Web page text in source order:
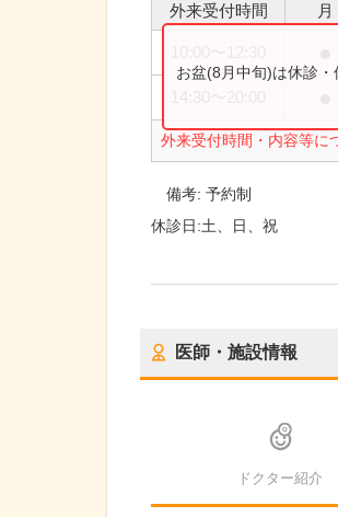
外来受付時間 月
外来受付時間・内容等に
お盆(8月中旬)は休診・
備考:予約制
休診日:土、日、祝
医師・施設情報
ドクター紹介